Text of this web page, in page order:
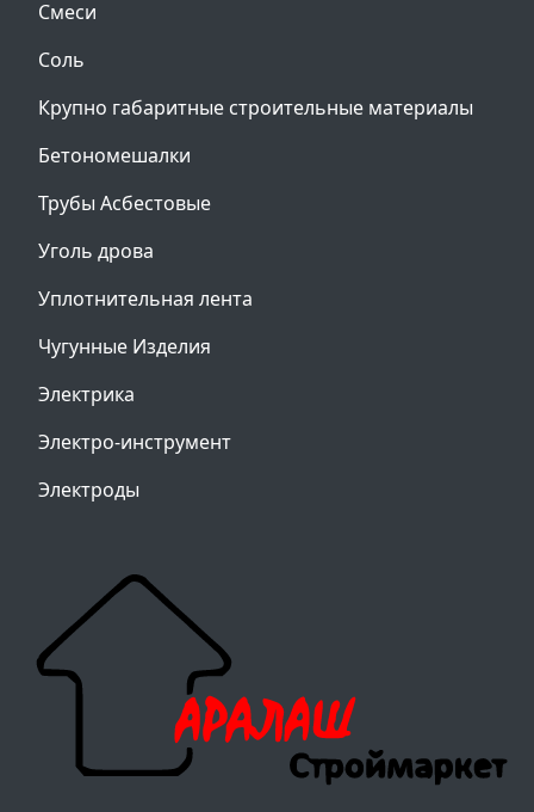
Смеси
Соль
Крупно габаритные строительные материалы
Бетономешалки
Трубы Асбестовые
Уголь дрова
Уплотнительная лента
Чугунные Изделия
Электрика
Электро-инструмент
Электроды